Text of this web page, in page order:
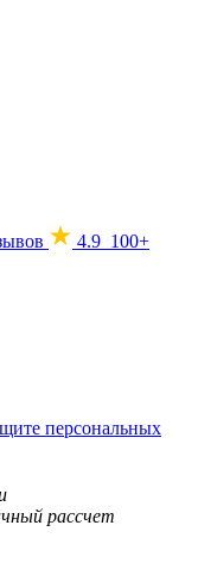
4.9 100+
персональных